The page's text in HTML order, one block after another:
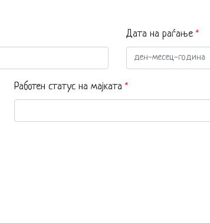
Дата на раѓање *
Работен статус на мајката *